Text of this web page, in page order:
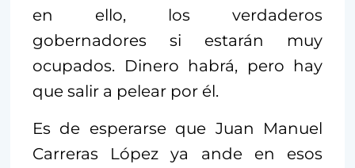
en ello, los verdaderos
gobernadores si estarán muy
ocupados. Dinero habrá, pero hay
que salir a pelear por él.
Es de esperarse que Juan Manuel
Carreras López ya ande en esos